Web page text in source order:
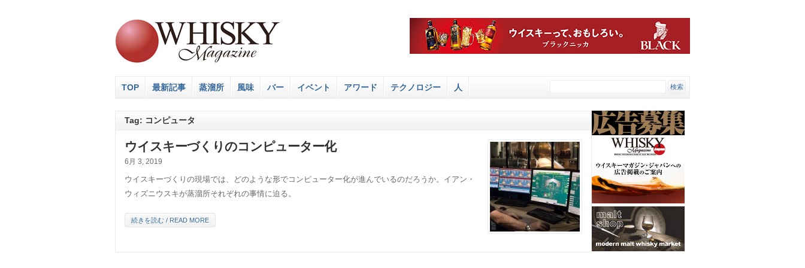
TOP 最新記事 蒸溜所 風味 バー イベント アワード テクノロジー 人
Tag: コンピュータ
ウイスキーづくりのコンピューター化
6月 3, 2019
ウイスキーづくりの現場では、どのような形でコンピューター化が進んでいるのだろうか。イアン・
ウィズニウスキが蒸溜所それぞれの事情に迫る。
続きを読む / READ MORE